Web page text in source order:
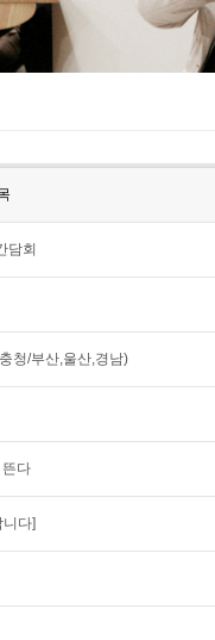
담회
청/부산,울산,경남)
다
다]